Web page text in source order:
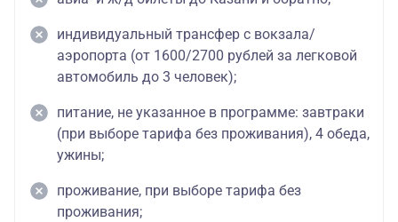
индивидуальный трансфер с вокзала/
аэропорта (от 1600/2700 рублей за легковой
автомобиль до 3 человек);
питание, не указанное в программе: завтраки
(при выборе тарифа без проживания), 4 обеда,
ужины;
проживание, при выборе тарифа без
проживания;